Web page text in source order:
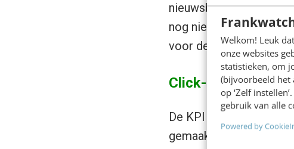
Welkom! Leuk
onze websites
statistieken, om
(bijvoorbeeld het
op ‘Zelf
gebruik van alle
Powered by
nieuwsbrief immers
nog niet dat deze
voor de open rate.
Click-through rate
De KPI click-through
gemaakt bij het lezen